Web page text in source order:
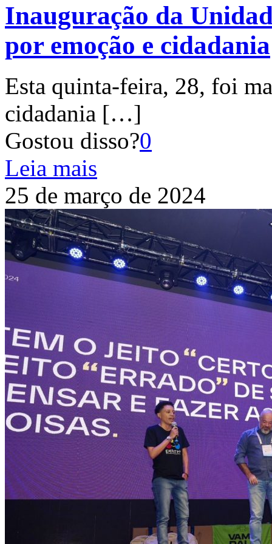
Inauguração da
por emoção e cidadania
Esta quinta-feira, 28, foi
cidadania […]
Gostou disso?0
Leia mais
25 de março de 2024